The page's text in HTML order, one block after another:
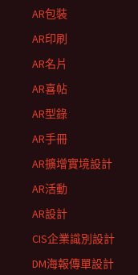
AR包裝
AR印刷
AR名片
AR喜帖
AR型錄
AR手冊
AR擴增實境設計
AR活動
AR設計
CIS企業識別設計
DM海報傳單設計